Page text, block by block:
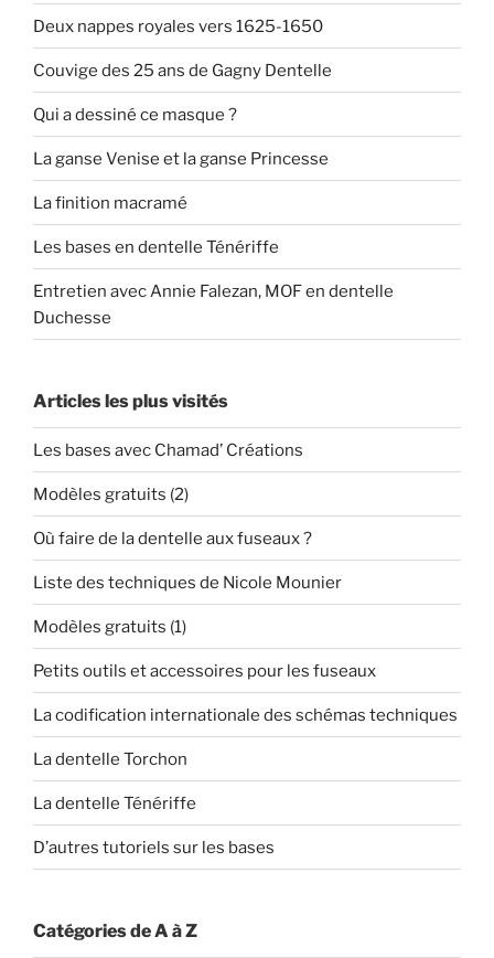
Deux nappes royales vers 1625-1650
Couvige des 25 ans de Gagny Dentelle
Qui a dessiné ce masque ?
La ganse Venise et la ganse Princesse
La finition macramé
Les bases en dentelle Ténériffe
Entretien avec Annie Falezan, MOF en dentelle
Duchesse
Articles les plus visités
Les bases avec Chamad’ Créations
Modèles gratuits (2)
Où faire de la dentelle aux fuseaux ?
Liste des techniques de Nicole Mounier
Modèles gratuits (1)
Petits outils et accessoires pour les fuseaux
La codification internationale des schémas techniques
La dentelle Torchon
La dentelle Ténériffe
D’autres tutoriels sur les bases
Catégories de A à Z